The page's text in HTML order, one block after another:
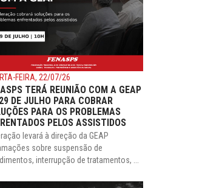
FEIRA, 22/07/26
TERÁ REUNIÃO COM A GEAP
DE JULHO PARA COBRAR
PARA OS PROBLEMAS
PELOS ASSISTIDOS
levará à direção da GEAP
sobre suspensão de
interrupção de tratamentos, ...